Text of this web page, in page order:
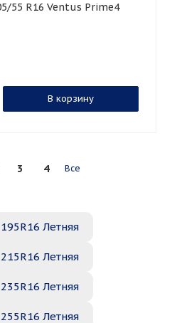
В корзину
3 4 Все
195R16 Летняя
215R16 Летняя
235R16 Летняя
255R16 Летняя